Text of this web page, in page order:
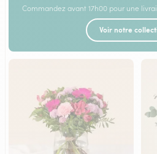
Commandez avant 17h00 pour une
Voir notre